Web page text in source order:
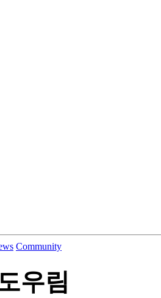
Community
우림